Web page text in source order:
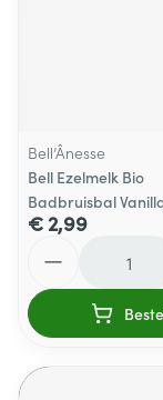
Bell’Ânesse
Bell Ezelmelk Bio
Badbruisbal
€ 2,99